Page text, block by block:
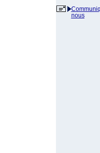
nous